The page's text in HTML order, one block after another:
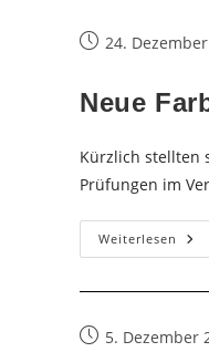
Beitrag
24.
Neue
Kürzlich stellten
Prüfungen im
Weiterlesen Neue
Beitrag5. Dezember